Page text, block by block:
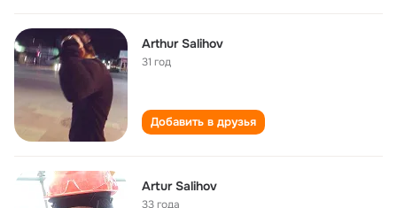
Arthur Salihov
31 год
Добавить в друзья
Artur Salihov
33 года